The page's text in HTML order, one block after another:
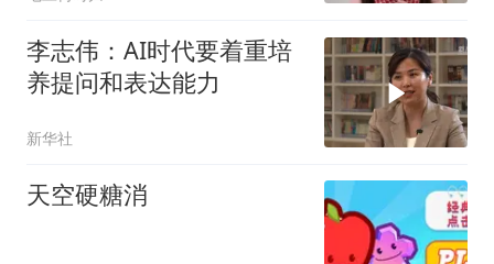
李志伟：AI时代要着重培
养提问和表达能力
新华社
天空硬糖消